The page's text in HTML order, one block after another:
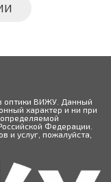
оптики ВИЖУ. Данный
характер и ни при
Федерации.
и услуг, пожалуйста,